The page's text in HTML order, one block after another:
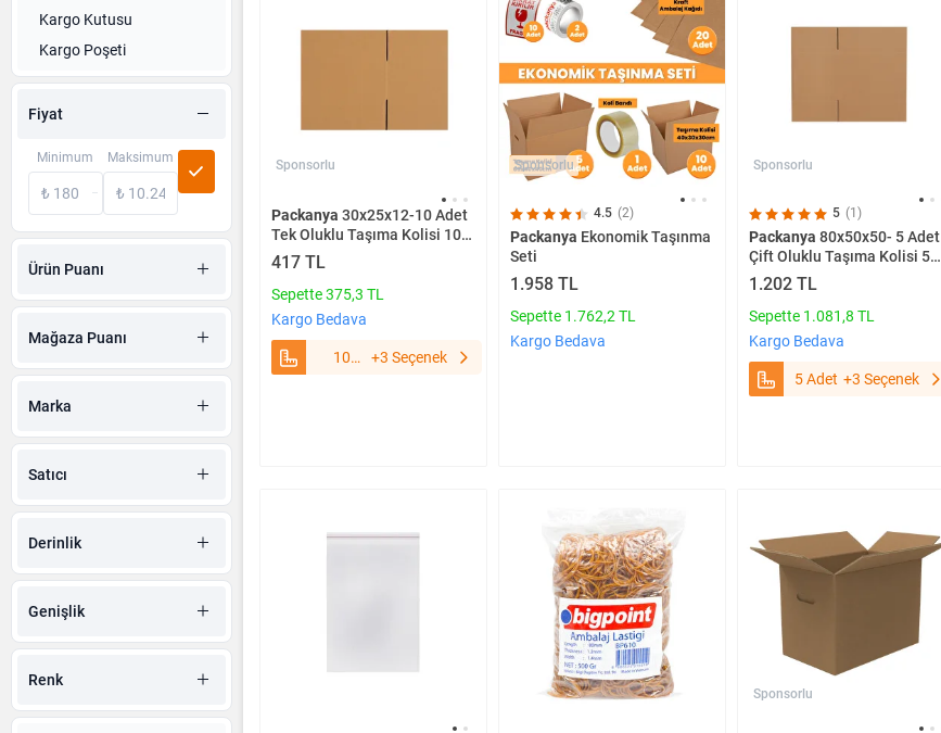
Kargo Kutusu
Kargo Poşeti
Fiyat
Minimum Maksimum
Ürün Puanı
Mağaza Puanı
Marka
Satıcı
Derinlik
Genişlik
Renk
Sponsorlu
Packanya 30x25x12-10 Adet
Tek Oluklu Taşıma Kolisi 10
Adet
417 TL
Sepette 375,3 TL
Kargo Bedava
10
+3 Seçenek
Sponsorlu
4.5 (2)
Packanya Ekonomik Taşınma
Seti
1.958 TL
Sepette 1.762,2 TL
Kargo Bedava
Sponsorlu
5 (1)
Packanya 80x50x50- 5 Adet
Çift Oluklu Taşıma Kolisi 5
Adet
1.202 TL
Sepette 1.081,8 TL
Kargo Bedava
5 Adet +3 Seçenek
Sponsorlu